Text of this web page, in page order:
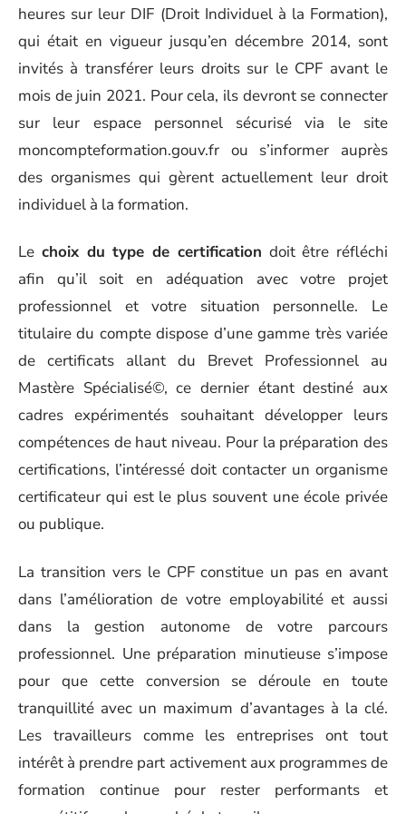
heures sur leur DIF (Droit Individuel à la Formation),
qui était en vigueur jusqu’en décembre 2014, sont
invités à transférer leurs droits sur le CPF avant le
mois de juin 2021. Pour cela, ils devront se connecter
sur leur espace personnel sécurisé via le site
moncompteformation.gouv.fr ou s’informer auprès
des organismes qui gèrent actuellement leur droit
individuel à la formation.
Le choix du type de certification doit être réfléchi
afin qu’il soit en adéquation avec votre projet
professionnel et votre situation personnelle. Le
titulaire du compte dispose d’une gamme très variée
de certificats allant du Brevet Professionnel au
Mastère Spécialisé©, ce dernier étant destiné aux
cadres expérimentés souhaitant développer leurs
compétences de haut niveau. Pour la préparation des
certifications, l’intéressé doit contacter un organisme
certificateur qui est le plus souvent une école privée
ou publique.
La transition vers le CPF constitue un pas en avant
dans l’amélioration de votre employabilité et aussi
dans la gestion autonome de votre parcours
professionnel. Une préparation minutieuse s’impose
pour que cette conversion se déroule en toute
tranquillité avec un maximum d’avantages à la clé.
Les travailleurs comme les entreprises ont tout
intérêt à prendre part activement aux programmes de
formation continue pour rester performants et